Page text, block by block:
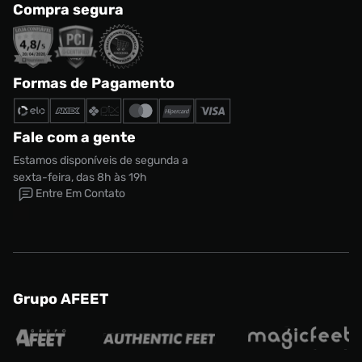
Compra segura
Formas de Pagamento
Fale com a gente
Estamos disponíveis de segunda a
sexta-feira, das 8h às 19h
Entre Em Contato
Grupo AFEET